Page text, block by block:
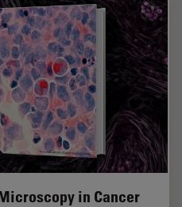
in Cancer